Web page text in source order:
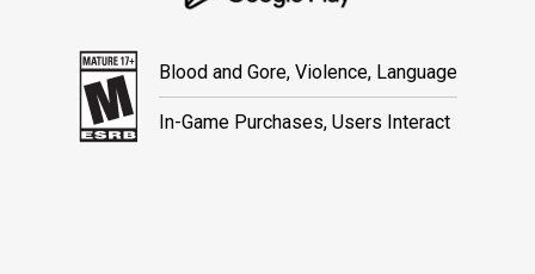
Blood and Gore, Violence, Language
In-Game Purchases, Users Interact